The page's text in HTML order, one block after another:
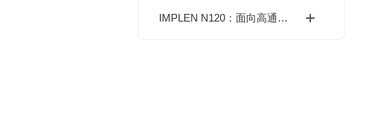
IMPLEN N120：面向高通量微量样品检测的 12 通道分光光度计